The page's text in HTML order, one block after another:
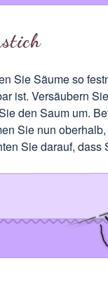
Sie Säume so
ist. Versäubern
den Saum um.
Sie nun
Sie darauf,